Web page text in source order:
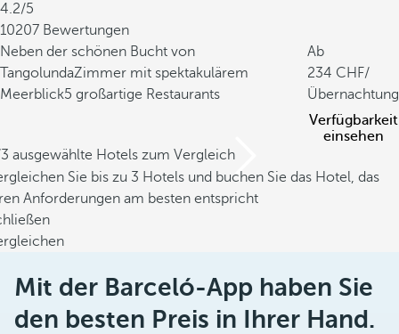
4.2/5
10207 Bewertungen
Neben der schönen Bucht von
TangolundaZimmer mit spektakulärem
Meerblick5 großartige Restaurants
Ab
234
/
Übernachtung
Verfügbarkeit
einsehen
ausgewählte Hotels zum Vergleich
Sie bis zu 3 Hotels und buchen Sie das Hotel, das
Anforderungen am besten entspricht
Mit der Barceló-App haben Sie
den besten Preis in Ihrer Hand.